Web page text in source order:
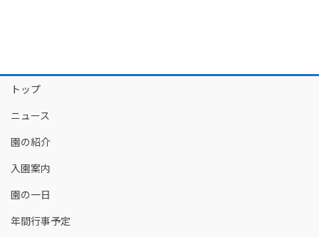
トップ
ニュース
園の紹介
入園案内
園の一日
年間行事予定